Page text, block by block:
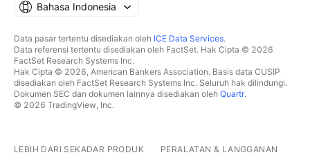
Bahasa Indonesia
Data pasar tertentu disediakan oleh ICE Data Services.
Data referensi tertentu disediakan oleh FactSet. Hak Cipta © 2026
FactSet Research Systems Inc.
Hak Cipta © 2026, American Bankers Association. Basis data CUSIP
disediakan oleh FactSet Research Systems Inc. Seluruh hak dilindungi.
Dokumen SEC dan dokumen lainnya disediakan oleh Quartr.
© 2026 TradingView, Inc.
LEBIH DARI SEKADAR PRODUK PERALATAN & LANGGANAN